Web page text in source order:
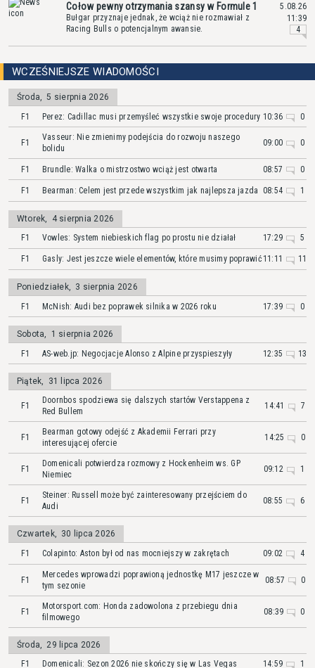
Cołow pewny otrzymania szansy w Formule 1
Bułgar przyznaje jednak, że wciąż nie rozmawiał z
Racing Bulls o potencjalnym awansie.
5.08.26
11:39
4
WCZEŚNIEJSZE WIADOMOŚCI
Środa, 5 sierpnia 2026
F1
Perez: Cadillac musi przemyśleć wszystkie swoje procedury 10:36 0
F1
Vasseur: Nie zmienimy podejścia do rozwoju naszego
bolidu
09:00 0
F1 Brundle: Walka o mistrzostwo wciąż jest otwarta 08:57 0
F1 Bearman: Celem jest przede wszystkim jak najlepsza jazda 08:54 1
Wtorek
4 sierpnia 2026
F1
Vowles: System niebieskich flag po prostu nie działał 17:29 5
F1 Gasly: Jest jeszcze wiele elementów, które musimy poprawić 11:11 11
Poniedziałek, 3 sierpnia 2026
F1
McNish: Audi bez poprawek silnika w 2026 roku 17:39 0
Sobota,
1 sierpnia 2026
F1
AS-web.jp: Negocjacje Alonso z Alpine przyspieszyły 12:35 13
Piątek, 31 lipca 2026
F1
Doornbos spodziewa się dalszych startów Verstappena z
Red Bullem
14:41 7
F1
Bearman gotowy odejść z Akademii Ferrari przy
interesującej ofercie
14:25 0
F1
Domenicali potwierdza rozmowy z Hockenheim ws. GP
Niemiec
09:12 1
F1
Steiner: Russell może być zainteresowany przejściem do
Audi
08:55 6
Czwartek, 30 lipca 2026
F1
Colapinto: Aston był od nas mocniejszy w zakrętach 09:02 4
F1
Mercedes wprowadzi poprawioną jednostkę M17 jeszcze w
tym sezonie
08:57 0
F1
Motorsport.com: Honda zadowolona z przebiegu dnia
filmowego
08:39 0
Środa
29 lipca 2026
F1
Domenicali: Sezon 2026 nie skończy się w Las Vegas 14:59 1